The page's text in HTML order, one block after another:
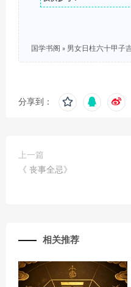
国学书阁 » 男女日柱六十甲子
分享到：
上一篇
《 丧事全忌》
相关推荐